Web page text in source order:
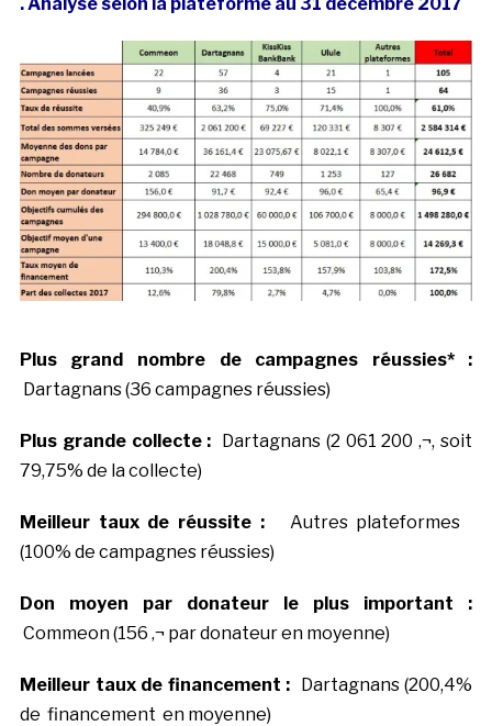
Plus grand nombre de campagnes réussies* :
Dartagnans (36 campagnes réussies)
Plus grande collecte : Dartagnans (2 061 200 ‚¬, soit
79,75% de la collecte)
Meilleur taux de réussite :Autres plateformes
(100% de campagnes réussies)
Don moyen par donateur le plus important :
Commeon (156 ‚¬ par donateur en moyenne)
Meilleur taux de financement : Dartagnans (200,4%
de financement en moyenne)